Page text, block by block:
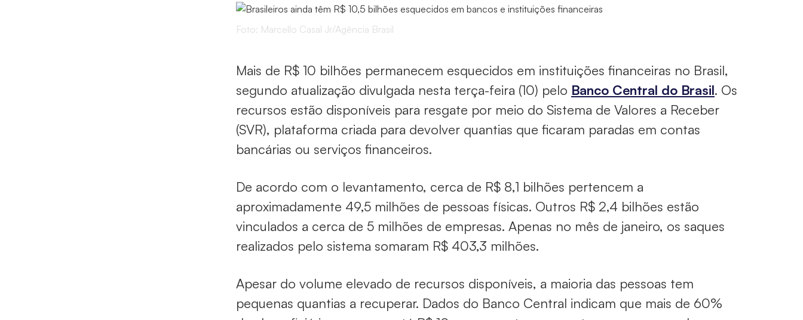
Foto: Marcello Casal Jr/Agência Brasil
Mais de R$ 10 bilhões permanecem esquecidos em instituições financeiras no Brasil,
segundo atualização divulgada nesta terça-feira (10) pelo Banco Central do Brasil. Os
recursos estão disponíveis para resgate por meio do Sistema de Valores a Receber
(SVR), plataforma criada para devolver quantias que ficaram paradas em contas
bancárias ou serviços financeiros.
De acordo com o levantamento, cerca de R$ 8,1 bilhões pertencem a
aproximadamente 49,5 milhões de pessoas físicas. Outros R$ 2,4 bilhões estão
vinculados a cerca de 5 milhões de empresas. Apenas no mês de janeiro, os saques
realizados pelo sistema somaram R$ 403,3 milhões.
Apesar do volume elevado de recursos disponíveis, a maioria das pessoas tem
pequenas quantias a recuperar. Dados do Banco Central indicam que mais de 60%